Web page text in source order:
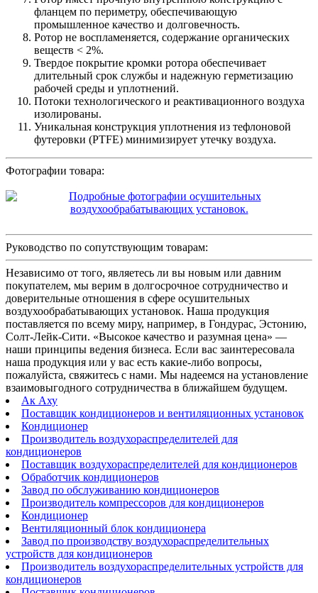
фланцем по периметру, обеспечивающую
промышленное качество и долговечность.
Ротор не воспламеняется, содержание органических
веществ < 2%.
Твердое покрытие кромки ротора обеспечивает
длительный срок службы и надежную герметизацию
рабочей среды и уплотнений.
Потоки технологического и реактивационного воздуха
изолированы.
Уникальная конструкция уплотнения из тефлоновой
футеровки (PTFE) минимизирует утечку воздуха.
Фотографии товара:
Руководство по сопутствующим товарам:
Независимо от того, являетесь ли вы новым или давним
покупателем, мы верим в долгосрочное сотрудничество и
доверительные отношения в сфере осушительных
воздухообрабатывающих установок. Наша продукция
поставляется по всему миру, например, в Гондурас, Эстонию,
Солт-Лейк-Сити. «Высокое качество и разумная цена» —
наши принципы ведения бизнеса. Если вас заинтересовала
наша продукция или у вас есть какие-либо вопросы,
пожалуйста, свяжитесь с нами. Мы надеемся на установление
взаимовыгодного сотрудничества в ближайшем будущем.
Ак Аху
Поставщик кондиционеров и вентиляционных установок
Кондиционер
Производитель воздухораспределителей для
кондиционеров
Поставщик воздухораспределителей для кондиционеров
Обработчик кондиционеров
Завод по обслуживанию кондиционеров
Производитель компрессоров для кондиционеров
Кондиционер
Вентиляционный блок кондиционера
Завод по производству воздухораспределительных
устройств для кондиционеров
Производитель воздухораспределительных устройств для
кондиционеров